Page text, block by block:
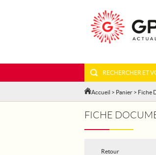
RECHERCHER ET
Accueil > Panier > Fiche
FICHE
Retour